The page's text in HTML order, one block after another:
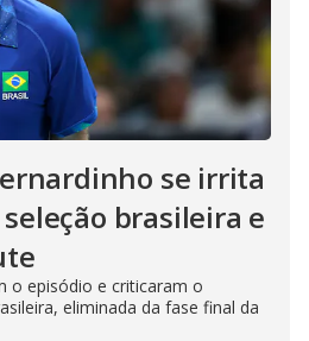
se irrita
brasileira e
o episódio e criticaram o
eliminada da fase final da